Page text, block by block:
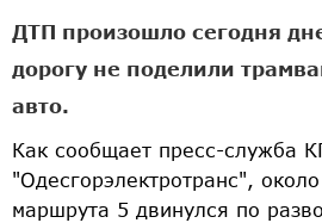
ДТП произошло сегодня
дорогу не поделили
авто.
Как сообщает пресс-служба
"Одесгорэлектротранс",
маршрута 5 двинулся по